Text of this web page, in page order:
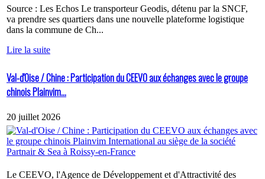
Source : Les Echos Le transporteur Geodis, détenu par la SNCF,
va prendre ses quartiers dans une nouvelle plateforme logistique
dans la commune de Ch...
Lire la suite
Val-d'Oise / Chine : Participation du CEEVO aux échanges avec le groupe
chinois Plainvim...
20 juillet 2026
Le CEEVO, l'Agence de Développement et d'Attractivité des